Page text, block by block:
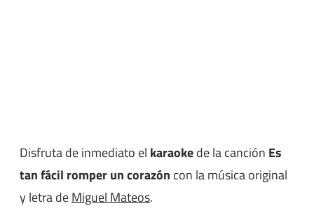
Disfruta de inmediato el karaokede la canción Es
tan fácil romper un corazón con la música original
y letra deMiguel Mateos.